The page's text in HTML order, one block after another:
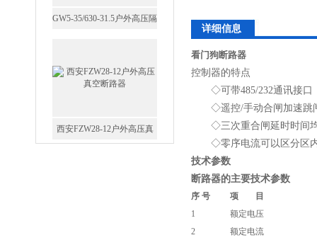
GW5-35/630-31.5户外高压隔
西安FZW28-12户外高压真
详细信息
看门狗断路器
控制器的特点
◇可带485/232通讯接口，
◇遥控/手动合闸加速跳闸
◇三次重合闸延时时间均
◇零序电流可以区分区内
技术参数
断路器的主要技术参数
序 号
项 目
1
额定电压
2
额定电流